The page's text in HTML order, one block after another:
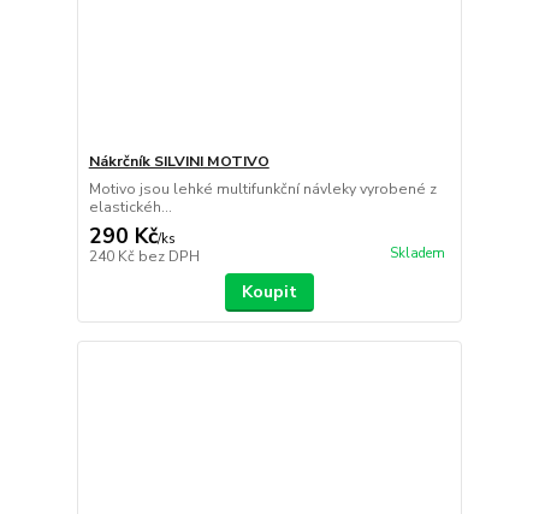
Nákrčník SILVINI MOTIVO
Motivo jsou lehké multifunkční návleky vyrobené z
elastickéh...
290 Kč/ks
240 Kč bez DPH Skladem
Koupit